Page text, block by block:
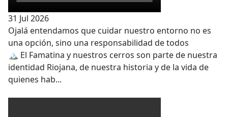
31 Jul 2026
Ojalá entendamos que cuidar nuestro entorno no es
una opción, sino una responsabilidad de todos
🏔️ El Famatina y nuestros cerros son parte de nuestra
identidad Riojana, de nuestra historia y de la vida de
quienes hab...